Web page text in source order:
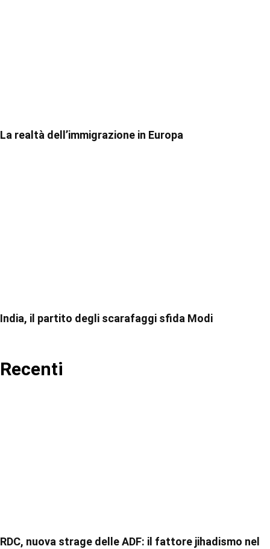
La realtà dell’immigrazione in Europa
India, il partito degli scarafaggi sfida Modi
Recenti
RDC, nuova strage delle ADF: il fattore jihadismo nel